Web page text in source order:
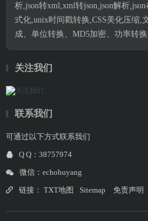
析,json转xml,xml转json,json解析
式化,unix时间戳转换,CSS美化压缩,
成、单位转换、MD5加密、功率转
关注我们
联系我们
可通过以下方式联系我们
Q Q：38757974
微信：echohuyang
链接： TXT地图 Sitemap 免责声明